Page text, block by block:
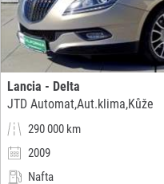
Lancia - Delta
JTD Automat,Aut.klima,Kůže
290 000 km
2009
Nafta